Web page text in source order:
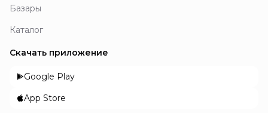
Базары
Каталог
Скачать приложение
Google Play
App Store